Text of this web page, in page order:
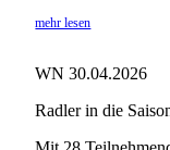
mehr lesen
WN 30.04.2026
Radler in die